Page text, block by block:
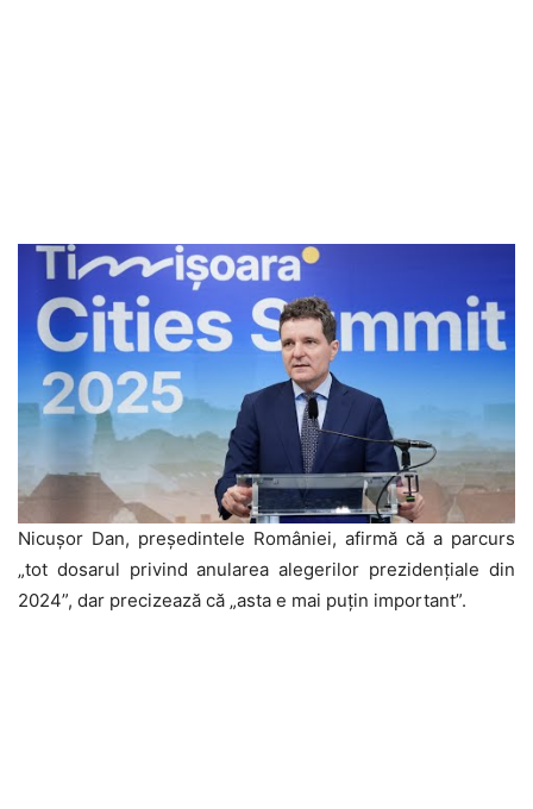
Nicușor Dan, președintele României, afirmă că a parcurs
„tot dosarul privind anularea alegerilor prezidențiale din
2024”, dar precizează că „asta e mai puțin important”.